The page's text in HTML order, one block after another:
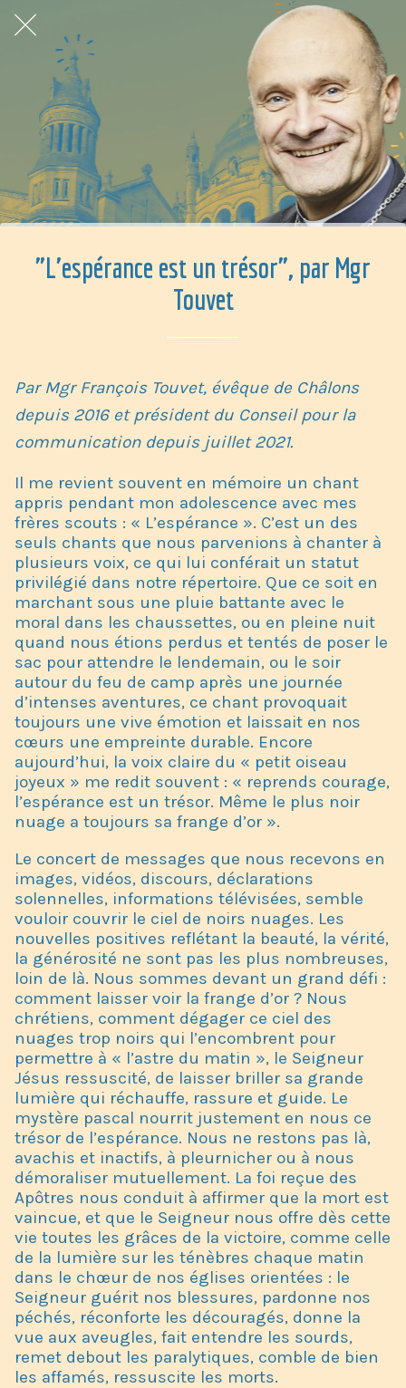
"L'espérance est un trésor", par Mgr
Touvet
Par Mgr François Touvet, évêque de Châlons
depuis 2016 et président du Conseil pour la
communication depuis juillet 2021.
Il me revient souvent en mémoire un chant
appris pendant mon adolescence avec mes
frères scouts : « L’espérance ». C’est un des
seuls chants que nous parvenions à chanter à
plusieurs voix, ce qui lui conférait un statut
privilégié dans notre répertoire. Que ce soit en
marchant sous une pluie battante avec le
moral dans les chaussettes, ou en pleine nuit
quand nous étions perdus et tentés de poser le
sac pour attendre le lendemain, ou le soir
autour du feu de camp après une journée
d’intenses aventures, ce chant provoquait
toujours une vive émotion et laissait en nos
cœurs une empreinte durable. Encore
aujourd’hui, la voix claire du « petit oiseau
joyeux » me redit souvent : « reprends courage,
l’espérance est un trésor. Même le plus noir
nuage a toujours sa frange d’or ».
Le concert de messages que nous recevons en
images, vidéos, discours, déclarations
solennelles, informations télévisées, semble
vouloir couvrir le ciel de noirs nuages. Les
nouvelles positives reflétant la beauté, la vérité,
la générosité ne sont pas les plus nombreuses,
loin de là. Nous sommes devant un grand défi :
comment laisser voir la frange d’or ? Nous
chrétiens, comment dégager ce ciel des
nuages trop noirs qui l’encombrent pour
permettre à « l’astre du matin », le Seigneur
Jésus ressuscité, de laisser briller sa grande
lumière qui réchauffe, rassure et guide. Le
mystère pascal nourrit justement en nous ce
trésor de l’espérance. Nous ne restons pas là,
avachis et inactifs, à pleurnicher ou à nous
démoraliser mutuellement. La foi reçue des
Apôtres nous conduit à affirmer que la mort est
vaincue, et que le Seigneur nous offre dès cette
vie toutes les grâces de la victoire, comme celle
de la lumière sur les ténèbres chaque matin
dans le chœur de nos églises orientées : le
Seigneur guérit nos blessures, pardonne nos
péchés, réconforte les découragés, donne la
vue aux aveugles, fait entendre les sourds,
remet debout les paralytiques, comble de bien
les affamés, ressuscite les morts.